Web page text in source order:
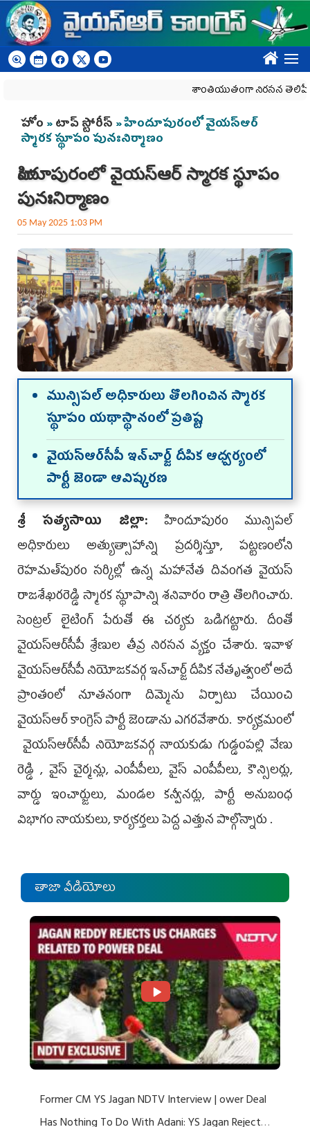
Skip to main content
????
శాంతియుతంగా నిరసన తెలిపే
You are here
హోం »టాప్ స్టోరీస్ » హిందూపురంలో వైయ‌స్ఆర్‌
స్మారక స్థూపం పునఃనిర్మాణం
హిందూపురంలో వైయ‌స్ఆర్‌ స్మారక స్థూపం
పునఃనిర్మాణం
05 May 2025 1:03 PM
మున్సిప‌ల్ అధికారులు తొల‌గించిన స్మారక
స్థూపం యథాస్థానంలో ప్ర‌తిష్ట
వైయ‌స్ఆర్‌సీపీ ఇన్‌చార్జ్ దీపిక ఆధ్వ‌ర్యంలో
పార్టీ జెండా ఆవిష్క‌ర‌ణ‌
శ్రీ స‌త్య‌సాయి జిల్లా:హిందూపురం మున్సిపల్‌
అధికారులు అత్యుత్సాహాన్ని ప్రదర్శిస్తూ, పట్టణంలోని
రెహమత్‌పురం సర్కిల్లో ఉన్న మ‌హానేత దివంగత వైయ‌స్‌
రాజశేఖరరెడ్డి స్మారక స్థూపాన్ని శనివారం రాత్రి తొలగించారు.
సెంట్రల్‌ లైటింగ్‌ పేరుతో ఈ చర్యకు ఒడిగట్టారు. దీంతో
వైయ‌స్ఆర్‌సీపీ శ్రేణుల తీవ్ర నిరసన వ్య‌క్తం చేశారు. ఇవాళ
వైయ‌స్ఆర్‌సీపీ నియోజకవర్గ ఇన్‌చార్జ్‌ దీపిక నేతృత్వంలో అదే
ప్రాంతంలో నూతనంగా దిమ్మెను ఏర్పాటు చేయించి
వైయ‌స్ఆర్‌ కాంగ్రెస్ పార్టీ జెండాను ఎగరవేశారు. కార్యక్రమంలో
వైయ‌స్ఆర్‌సీపీ నియోజ‌క‌వ‌ర్గ నాయ‌కుడు గుడ్డంపల్లి వేణు
రెడ్డి , వైస్ చైర్మన్లు, ఎంపీపీలు, వైస్ ఎంపీపీలు, కౌన్సిలర్లు,
వార్డు ఇంచార్జులు, మండల కన్వీనర్లు, పార్టీ అనుబంధ
విభాగం నాయకులు, కార్యకర్తలు పెద్ద ఎత్తున పాల్గొన్నారు .
తాజా వీడియోలు
Former CM YS Jagan NDTV Interview | ower Deal